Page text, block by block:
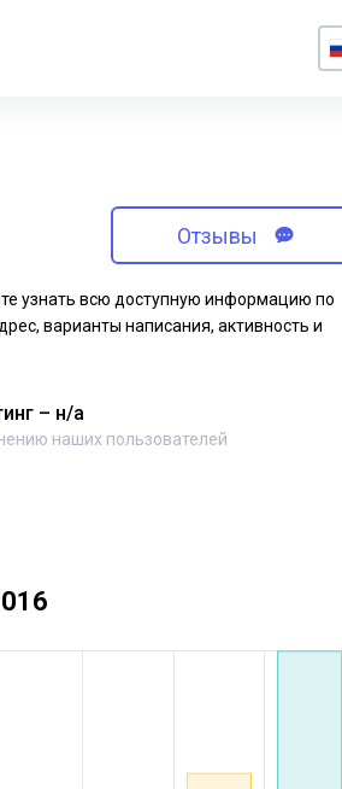
Отзывы
узнать всю доступную информацию по
варианты написания, активность и
– н/a
наших пользователей